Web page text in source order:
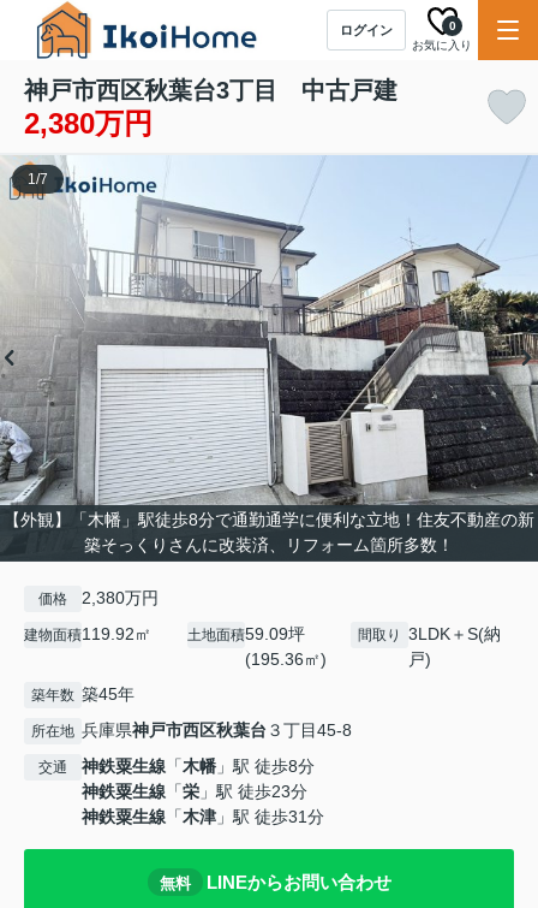
ログイン
お気に入り
0
神戸市西区秋葉台3丁目 中古戸建
2,380万円
【外観】「木幡」駅徒歩8分で通勤通学に便利な立地！住友不動産の新
築そっくりさんに改装済、リフォーム箇所多数！
1/7
価格 2,380万円
建物面積119.92㎡ 土地面積59.09坪
(195.36㎡)
間取り
3LDK＋S(納
戸)
築年数 築45年
所在地 兵庫県神戸市西区秋葉台 ３丁目45-8
交通 神鉄粟生線 「木幡 」駅 徒歩8分
神鉄粟生線 「栄 」駅 徒歩23分
神鉄粟生線 「木津 」駅 徒歩31分
無料 LINEからお問い合わせ